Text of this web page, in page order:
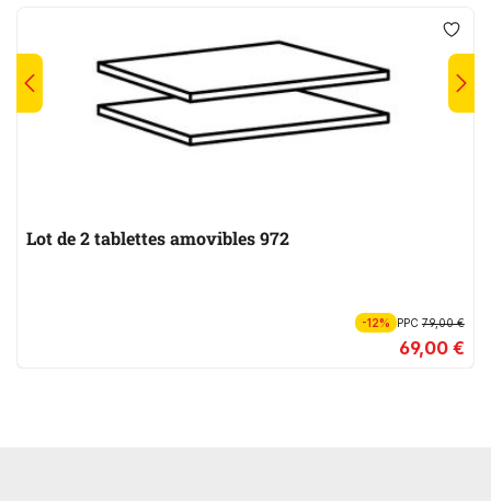
Lot de 2 tablettes amovibles 972
-12% PPC79,00 €
69,00 €